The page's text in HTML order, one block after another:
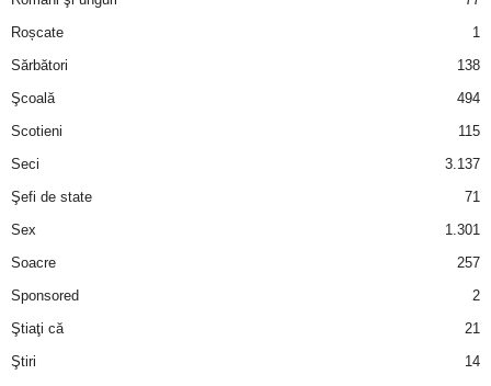
Roșcate
1
Sărbători
138
Şcoală
494
Scotieni
115
Seci
3.137
Şefi de state
71
Sex
1.301
Soacre
257
Sponsored
2
Ştiaţi că
21
Ştiri
14